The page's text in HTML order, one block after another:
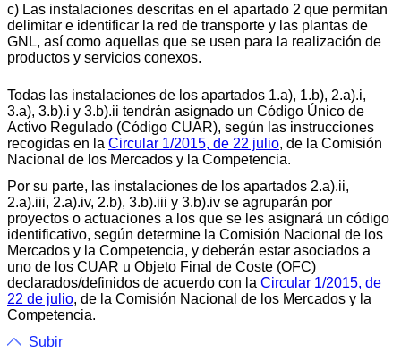
c) Las instalaciones descritas en el apartado 2 que permitan
delimitar e identificar la red de transporte y las plantas de
GNL, así como aquellas que se usen para la realización de
productos y servicios conexos.
Todas las instalaciones de los apartados 1.a), 1.b), 2.a).i,
3.a), 3.b).i y 3.b).ii tendrán asignado un Código Único de
Activo Regulado (Código CUAR), según las instrucciones
recogidas en la Circular 1/2015, de 22 julio, de la Comisión
Nacional de los Mercados y la Competencia.
Por su parte, las instalaciones de los apartados 2.a).ii,
2.a).iii, 2.a).iv, 2.b), 3.b).iii y 3.b).iv se agruparán por
proyectos o actuaciones a los que se les asignará un código
identificativo, según determine la Comisión Nacional de los
Mercados y la Competencia, y deberán estar asociados a
uno de los CUAR u Objeto Final de Coste (OFC)
declarados/definidos de acuerdo con la Circular 1/2015, de
22 de julio, de la Comisión Nacional de los Mercados y la
Competencia.
Subir